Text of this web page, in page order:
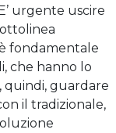
urgente uscire
fondamentale
che hanno lo
quindi, guardare
il tradizionale,